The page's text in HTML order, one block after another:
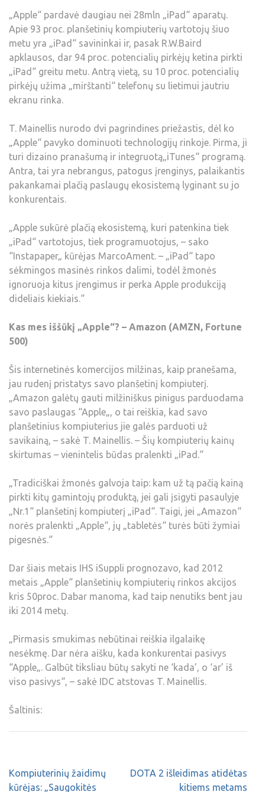
„Apple“ pardavė daugiau nei 28mln „iPad“ aparatų.
Apie 93 proc. planšetinių kompiuterių vartotojų šiuo
metu yra „iPad“ savininkai ir, pasak R.W.Baird
apklausos, dar 94 proc. potencialių pirkėjų ketina pirkti
„iPad“ greitu metu. Antrą vietą, su 10 proc. potencialių
pirkėjų užima „mirštanti“ telefonų su lietimui jautriu
ekranu rinka.
T. Mainellis nurodo dvi pagrindines priežastis, dėl ko
„Apple“ pavyko dominuoti technologijų rinkoje. Pirma, ji
turi dizaino pranašumą ir integruotą„iTunes“ programą.
Antra, tai yra nebrangus, patogus įrenginys, palaikantis
pakankamai plačią paslaugų ekosistemą lyginant su jo
konkurentais.
„Apple sukūrė plačią ekosistemą, kuri patenkina tiek
„iPad“ vartotojus, tiek programuotojus, – sako
“Instapaper„ kūrėjas MarcoAment. – „iPad“ tapo
sėkmingos masinės rinkos dalimi, todėl žmonės
ignoruoja kitus įrengimus ir perka Apple produkciją
dideliais kiekiais.“
Kas mes iššūkį „Apple“? – Amazon (AMZN, Fortune
500)
Šis internetinės komercijos milžinas, kaip pranešama,
jau rudenį pristatys savo planšetinį kompiuterį.
„Amazon galėtų gauti milžiniškus pinigus parduodama
savo paslaugas “Apple„, o tai reiškia, kad savo
planšetinius kompiuterius jie galės parduoti už
savikainą, – sakė T. Mainellis. – Šių kompiuterių kainų
skirtumas – vienintelis būdas pralenkti „iPad.“
„Tradiciškai žmonės galvoja taip: kam už tą pačią kainą
pirkti kitų gamintojų produktą, jei gali įsigyti pasaulyje
„Nr.1“ planšetinį kompiuterį „iPad“. Taigi, jei „Amazon“
norės pralenkti „Apple“, jų „tabletės“ turės būti žymiai
pigesnės.“
Dar šiais metais IHS iSuppli prognozavo, kad 2012
metais „Apple“ planšetinių kompiuterių rinkos akcijos
kris 50proc. Dabar manoma, kad taip nenutiks bent jau
iki 2014 metų.
„Pirmasis smukimas nebūtinai reiškia ilgalaikę
nesėkmę. Dar nėra aišku, kada konkurentai pasivys
“Apple„. Galbūt tiksliau būtų sakyti ne ‘kada’, o ‘ar’ iš
viso pasivys“, – sakė IDC atstovas T. Mainellis.
Šaltinis:
Kompiuterinių žaidimų
kūrėjas: „Saugokitės
DOTA 2 išleidimas atidėtas
kitiems metams